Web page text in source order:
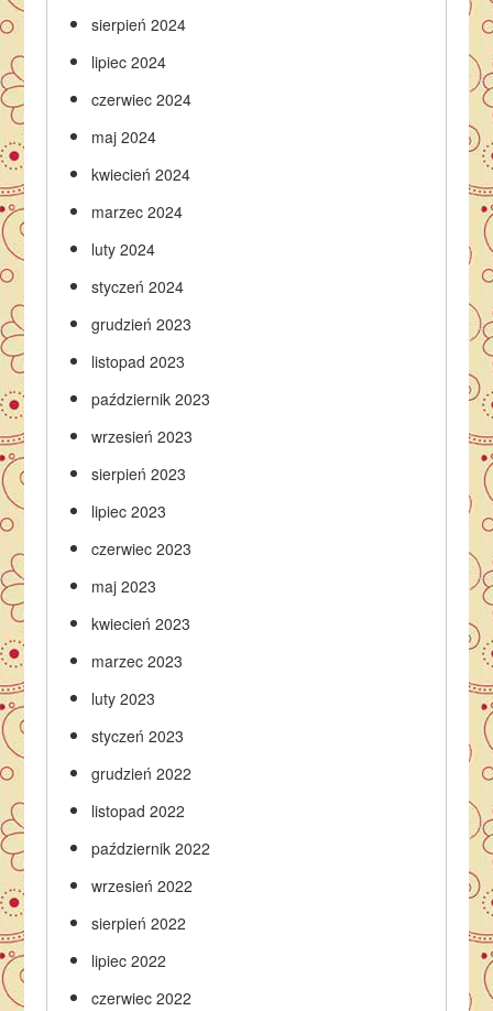
sierpień 2024
lipiec 2024
czerwiec 2024
maj 2024
kwiecień 2024
marzec 2024
luty 2024
styczeń 2024
grudzień 2023
listopad 2023
październik 2023
wrzesień 2023
sierpień 2023
lipiec 2023
czerwiec 2023
maj 2023
kwiecień 2023
marzec 2023
luty 2023
styczeń 2023
grudzień 2022
listopad 2022
październik 2022
wrzesień 2022
sierpień 2022
lipiec 2022
czerwiec 2022